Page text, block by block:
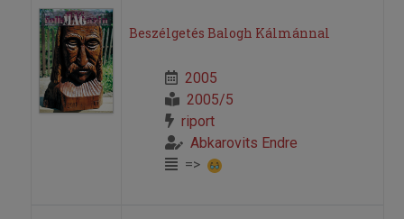
Beszélgetés Balogh Kálmánnal
2005
2005/5
riport
Abkarovits Endre
=>